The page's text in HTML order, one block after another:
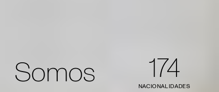
Somos 174
NACIONALIDADES